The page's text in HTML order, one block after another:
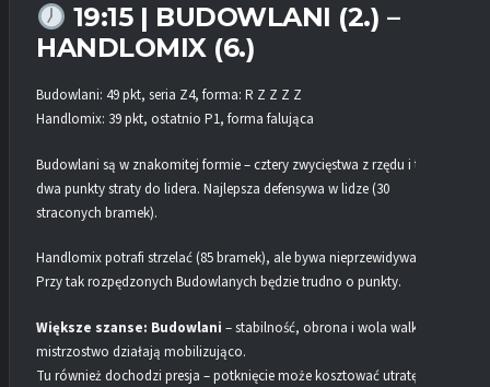
19:15 | BUDOWLANI (2.) –
HANDLOMIX (6.)
Budowlani: 49 pkt, seria Z4, forma: R Z Z Z Z
Handlomix: 39 pkt, ostatnio P1, forma falująca
Budowlani są w znakomitej formie – cztery zwycięstwa z rzędu i tylko
dwa punkty straty do lidera. Najlepsza defensywa w lidze (30
straconych bramek).
Handlomix potrafi strzelać (85 bramek), ale bywa nieprzewidywalny.
Przy tak rozpędzonych Budowlanych będzie trudno o punkty.
Większe szanse: Budowlani – stabilność, obrona i wola walki o
mistrzostwo działają mobilizująco.
Tu również dochodzi presja – potknięcie może kosztować utratę